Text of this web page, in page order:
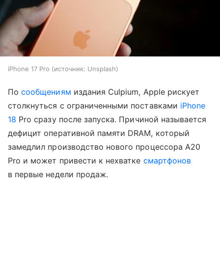
iPhone 17 Pro источник: Unsplash
Посообщениям издания Culpium, Apple рискует
столкнуться с ограниченными поставками iPhone
18 Pro сразу после запуска. Причиной называется
дефицит оперативной памяти DRAM, который
замедлил производство нового процессора A20
Pro и может привести к нехватке смартфонов
в первые недели продаж.